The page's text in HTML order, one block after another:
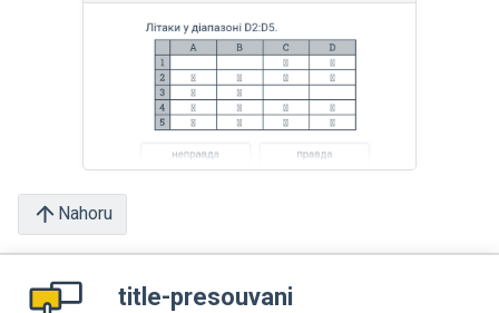
Nahoru
title-presouvani